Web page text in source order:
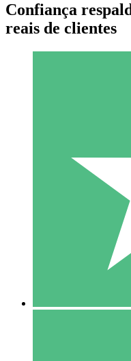
Pacotes de
Pague conforme o
Confiança
reais de clientes